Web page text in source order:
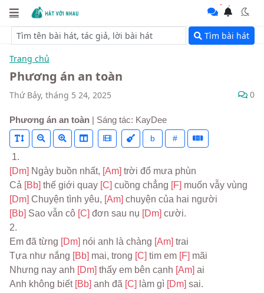
Tìm bài hát
Trang chủ
Phương án an toàn
Thứ Bảy, tháng 5 24, 2025 0
Phương án an toàn | Sáng tác: KayDee
b #
1.
[Dm] Ngày buồn nhất, [Am] trời đổ mưa phùn
Cả [Bb] thế giới quay [C] cuồng chẳng [F] muốn vẫy vùng
[Dm] Chuyện tình yêu, [Am] chuyện của hai người
[Bb] Sao vẫn cô [C] đơn sau nụ [Dm] cười.
2.
Em đã từng [Dm] nói anh là chàng [Am] trai
Tựa như nắng [Bb] mai, trong [C] tim em [F] mãi
Nhưng nay anh [Dm] thấy em bên cạnh [Am] ai
Anh không biết [Bb] anh đã [C] làm gì [Dm] sai.